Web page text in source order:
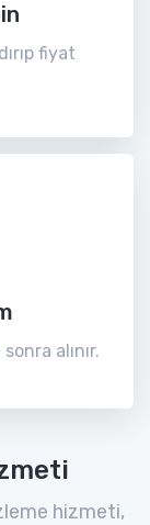
fiyat
alınır.
hizmeti,